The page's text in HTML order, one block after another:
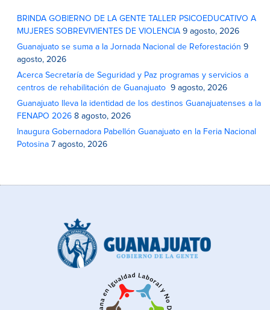
BRINDA GOBIERNO DE LA GENTE TALLER PSICOEDUCATIVO A
MUJERES SOBREVIVIENTES DE VIOLENCIA 9 agosto, 2026
Guanajuato se suma a la Jornada Nacional de Reforestación 9
agosto, 2026
Acerca Secretaría de Seguridad y Paz programas y servicios a
centros de rehabilitación de Guanajuato
9 agosto, 2026
Guanajuato lleva la identidad de los destinos Guanajuatenses a la
FENAPO 2026 8 agosto, 2026
Inaugura Gobernadora Pabellón Guanajuato en la Feria Nacional
Potosina 7 agosto, 2026